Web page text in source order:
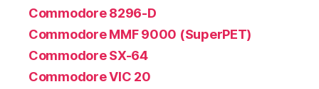
Commodore 8296-D
Commodore MMF 9000 (SuperPET)
Commodore SX-64
Commodore VIC 20